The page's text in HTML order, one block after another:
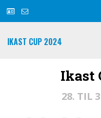
IKAST CUP 2024
Ikast
28. TIL